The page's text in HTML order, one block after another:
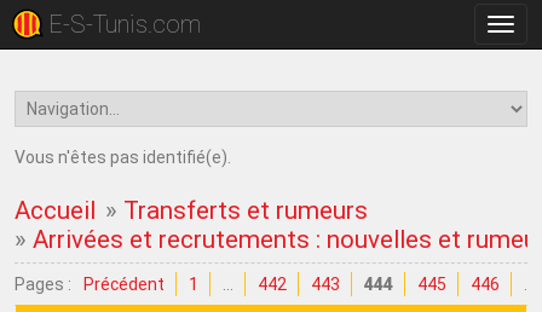
la
E-S-Tunis.com
Vous n'êtes pas identifié(e).
Accueil » Transferts et rumeurs
» Arrivées et recrutements : nouvelles et
Pages : Précédent 1 442 443 444 445 446